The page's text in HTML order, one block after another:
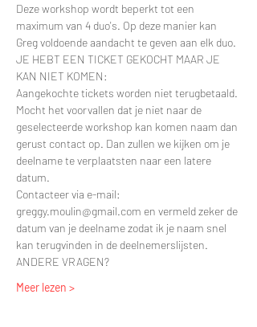
Deze workshop wordt beperkt tot een
maximum van 4 duo's. Op deze manier kan
Greg voldoende aandacht te geven aan elk duo.
JE HEBT EEN TICKET GEKOCHT MAAR JE
KAN NIET KOMEN:
Aangekochte tickets worden niet terugbetaald.
Mocht het voorvallen dat je niet naar de
geselecteerde workshop kan komen naam dan
gerust contact op. Dan zullen we kijken om je
deelname te verplaatsten naar een latere
datum.
Contacteer via e-mail:
greggy.moulin@gmail.com en vermeld zeker de
datum van je deelname zodat ik je naam snel
kan terugvinden in de deelnemerslijsten.
ANDERE VRAGEN?
Meer lezen >